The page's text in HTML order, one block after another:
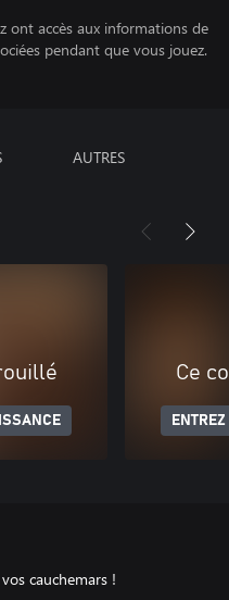
ont accès aux informations de
pendant que vous jouez.
AUTRES
Ce
cauchemars !